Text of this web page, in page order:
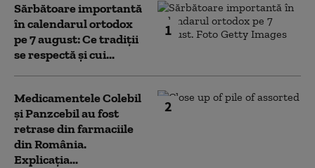
1
Sărbătoare importantă
în calendarul ortodox
pe 7 august: Ce tradiții
se respectă și cui...
2
Medicamentele Colebil
și Panzcebil au fost
retrase din farmaciile
din România.
Explicația...